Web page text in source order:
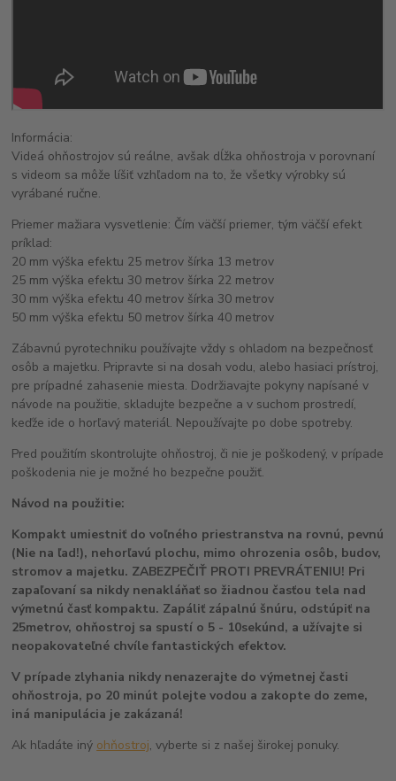
Informácia:
Videá ohňostrojov sú reálne, avšak dĺžka ohňostroja v porovnaní
s videom sa môže líšiť vzhľadom na to, že všetky výrobky sú
vyrábané ručne.
Priemer mažiara vysvetlenie: Čím väčší priemer, tým väčší efekt
príklad:
20 mm výška efektu 25 metrov šírka 13 metrov
25 mm výška efektu 30 metrov šírka 22 metrov
30 mm výška efektu 40 metrov šírka 30 metrov
50 mm výška efektu 50 metrov šírka 40 metrov
Zábavnú pyrotechniku používajte vždy s ohladom na bezpečnosť
osôb a majetku. Pripravte si na dosah vodu, alebo hasiaci prístroj,
pre prípadné zahasenie miesta. Dodržiavajte pokyny napísané v
návode na použitie, skladujte bezpečne a v suchom prostredí,
keďže ide o horľavý materiál. Nepoužívajte po dobe spotreby.
Pred použitím skontrolujte ohňostroj, či nie je poškodený, v prípade
poškodenia nie je možné ho bezpečne použiť.
Návod na použitie:
Kompakt umiestniť do voľného priestranstva na rovnú, pevnú
(Nie na ľad!), nehorľavú plochu, mimo ohrozenia osôb, budov,
stromov a majetku. ZABEZPEČIŤ PROTI PREVRÁTENIU! Pri
zapaľovaní sa nikdy nenakláňať so žiadnou časťou tela nad
výmetnú časť kompaktu. Zapáliť zápalnú šnúru, odstúpiť na
25metrov, ohňostroj sa spustí o 5 - 10sekúnd, a užívajte si
neopakovateľné chvíle fantastických efektov.
V prípade zlyhania nikdy nenazerajte do výmetnej časti
ohňostroja, po 20 minút polejte vodou a zakopte do zeme,
iná manipulácia je zakázaná!
Ak hľadáte iný ohňostroj, vyberte si z našej širokej ponuky.